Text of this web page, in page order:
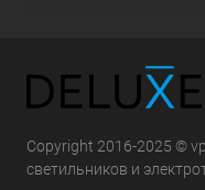
Copyright 2016-2025 ©
светильников и